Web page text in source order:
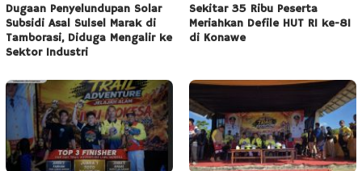
Dugaan Penyelundupan Solar
Subsidi Asal Sulsel Marak di
Tamborasi, Diduga Mengalir ke
Sektor Industri
Sekitar 35 Ribu Peserta
Meriahkan Defile HUT RI ke-81
di Konawe